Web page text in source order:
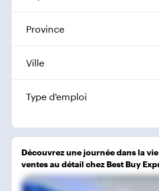
Province
Ville
Type d'emploi
Découvrez une journée dans la
ventes au détail chez Best Buy